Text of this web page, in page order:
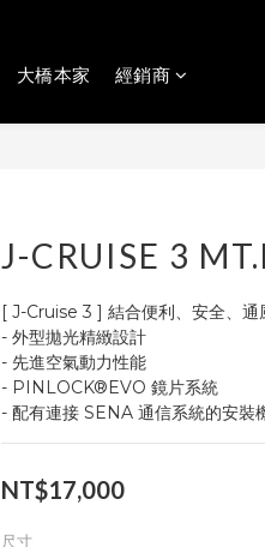
大橋本家 經銷商
J-CRUISE 3
[ J-Cruise 3 ] 結合便利、安全、通
- 外型拋光精緻設計
- 先進空氣動力性能
- PINLOCK®EVO 鏡片系統
- 配有連接 SENA 通信系統的安裝
NT$17,000
尺寸